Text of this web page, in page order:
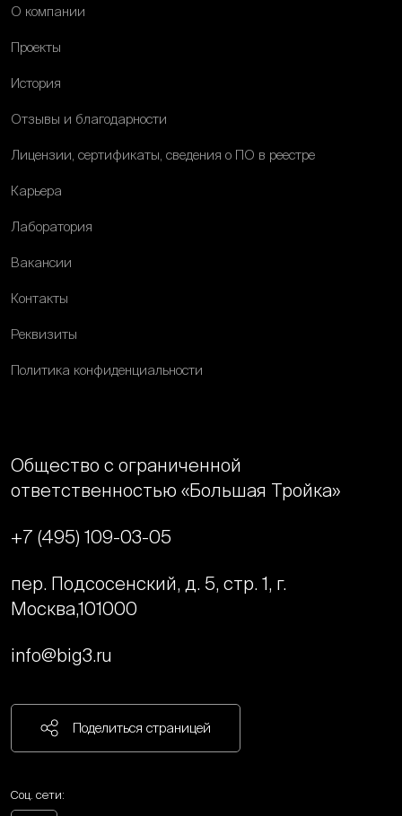
О компании
Проекты
История
Отзывы и благодарности
Лицензии, сертификаты, сведения о ПО в реестре
Карьера
Лаборатория
Вакансии
Контакты
Реквизиты
Политика конфиденциальности
Общество с ограниченной
ответственностью «Большая Тройка»
+7 (495) 109-03-05
пер. Подсосенский, д. 5, стр. 1, г.
Москва,101000
info@big3.ru
Поделиться страницей
Соц. сети: